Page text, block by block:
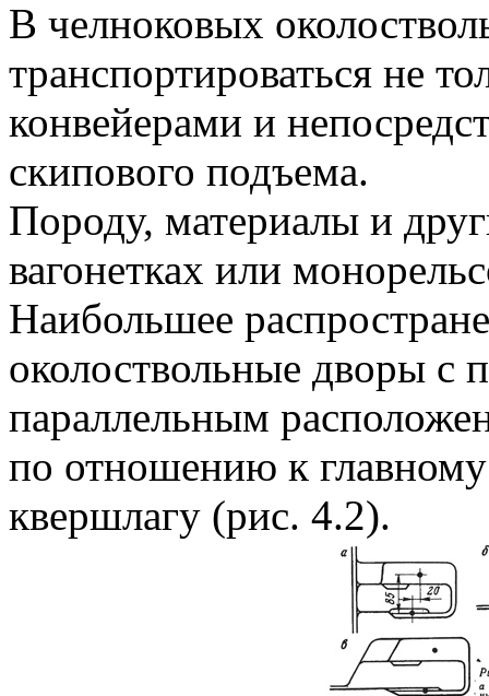
В челноковых
транспортироваться не
конвейерами и
скипового подъема.
Породу, материалы и
вагонетках или
Наибольшее
околоствольные дворы с
параллельным
по отношению к
квершлагу (рис. 4.2).